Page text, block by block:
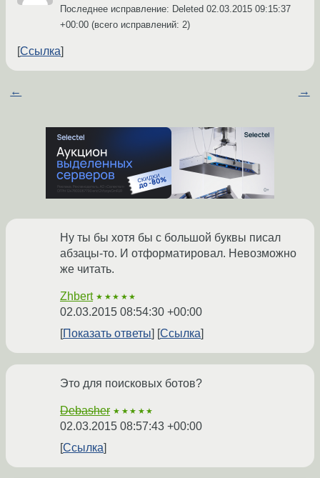
Последнее исправление: Deleted 02.03.2015 09:15:37
+00:00 (всего исправлений: 2)
Ссылка
← →
Ну ты бы хотя бы с большой буквы писал
абзацы-то. И отформатировал. Невозможно
же читать.
Zhbert ★★★★★
02.03.2015 08:54:30 +00:00
Показать ответы
Ссылка
Это для поисковых ботов?
Debasher ★★★★★
02.03.2015 08:57:43 +00:00
Ссылка